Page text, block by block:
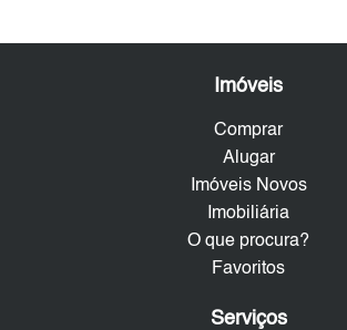
Imóveis
Comprar
Alugar
Imóveis Novos
Imobiliária
O que procura?
Favoritos
Serviços